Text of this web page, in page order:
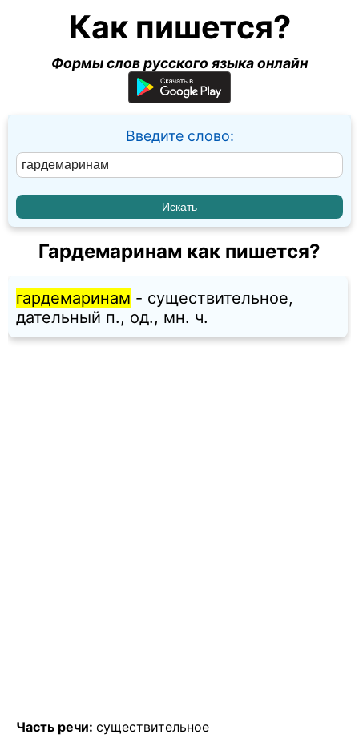
Как пишется?
Формы слов русского языка онлайн
Введите слово:
Гардемаринам как пишется?
гардемаринам - существительное,
дательный п., од., мн. ч.
Часть речи: существительное